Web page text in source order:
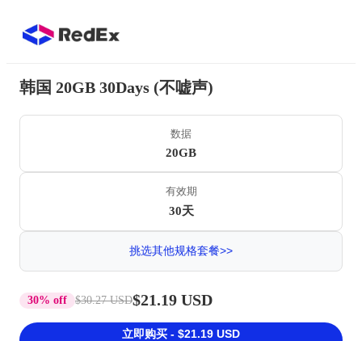
韩国 20GB 30Days (不嘘声)
数据
20GB
有效期
30天
挑选其他规格套餐>>
30% off $30.27 USD$21.19 USD
立即购买 - $21.19 USD